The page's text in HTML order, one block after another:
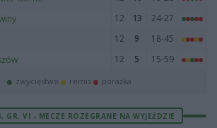
12 13
24-27
12 9
18-45
12 5 15-59
zwycięstwo remis porażka
GR. VI - MECZE ROZEGRANE NA WYJEŹDZIE